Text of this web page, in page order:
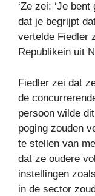
‘Ze zei: ‘Je
dat je begrijpt
vertelde Fiedler
Republikein uit
Fiedler zei dat
de
persoon wilde
poging zouden
te stellen van
dat ze oudere
instellingen
in de sector